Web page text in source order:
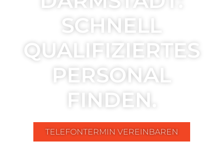
SCHNELL
QUALIFIZIERTES
PERSONAL
FINDEN.
TELEFONTERMIN VEREINBAREN